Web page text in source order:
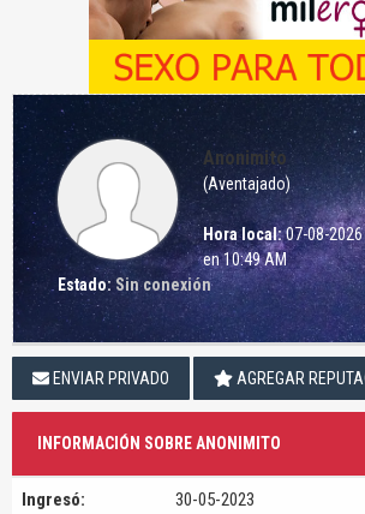
Anonimito
(Aventajado)
Hora local:07-08-2026
en 10:49 AM
Estado: Sin conexión
ENVIAR PRIVADO AGREGAR
INFORMACIÓN SOBRE ANONIMITO
Ingresó: 30-05-2023